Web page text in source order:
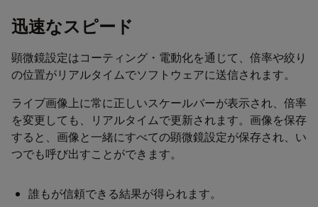
迅速なスピード
顕微鏡設定はコーティング・電動化を通じて、倍率や絞り
の位置がリアルタイムでソフトウェアに送信されます。
ライブ画像上に常に正しいスケールバーが表示され、倍率
を変更しても、リアルタイムで更新されます。画像を保存
すると、画像と一緒にすべての顕微鏡設定が保存され、い
つでも呼び出すことができます。
誰もが信頼できる結果が得られます。